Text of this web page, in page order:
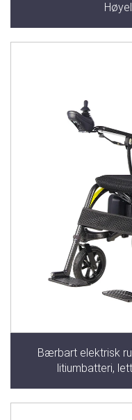
Bærbart elektrisk
litiumbatteri,